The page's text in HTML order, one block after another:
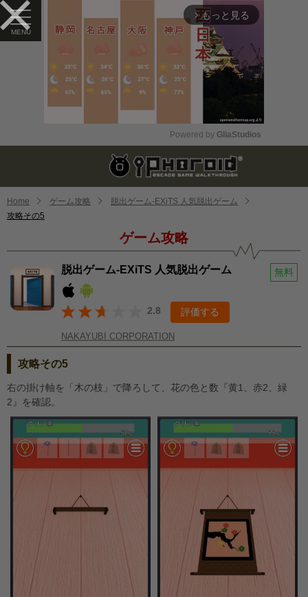
arrow_forward_ios もっと見る
Mute
Powered by GliaStudios
Home ゲーム攻略
脱出ゲーム-EXiTS 人気脱出ゲーム
攻略その5
ゲーム攻略
脱出ゲーム-EXiTS 人気脱出ゲーム 無料
2.8 評価する
NAKAYUBI CORPORATION
攻略その5
右の掛け軸を「木の枝」で降ろして、花の色と数『黄1、赤2、緑
2』を確認。